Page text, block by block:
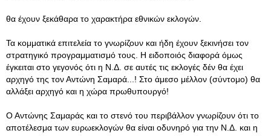
θα έχουν ξεκάθαρα το χαρακτήρα εθνικών εκλογών.
Τα κομματικά επιτελεία το γνωρίζουν και ήδη έχουν ξεκινήσει τον
στρατηγικό προγραμματισμό τους. Η ειδοποιός διαφορά όμως
έγκειται στο γεγονός ότι η Ν.Δ. σε αυτές τις εκλογές δέν θα έχει
αρχηγό της τον Αντώνη Σαμαρά...! Στο άμεσο μέλλον (σύντομο) θα
αλλάξει αρχηγό και η χώρα πρωθυπουργό!
Ο Αντώνης Σαμαράς και το στενό του περιβάλλον γνωρίζουν ότι το
αποτέλεσμα των ευρωεκλογών θα είναι οδυνηρό για την Ν.Δ. και η